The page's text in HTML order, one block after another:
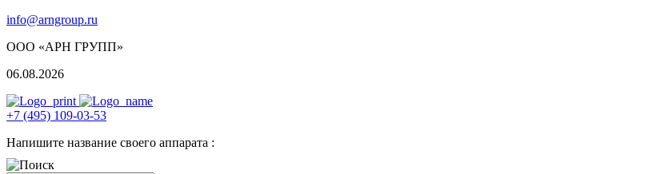
info@arngroup.ru
ООО «АРН ГРУПП»
06.08.2026
+7 (495) 109-03-53
Напишите название своего аппарата :